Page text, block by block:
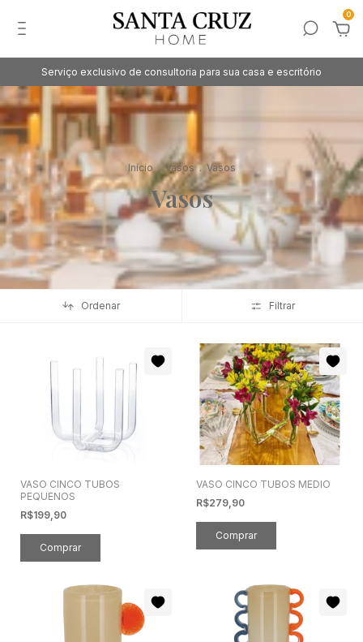
0
Serviço exclusivo de consultoria para sua casa e escritório
Início . Vasos . Vasos
Vasos
Ordenar Filtrar
VASO CINCO TUBOS
PEQUENOS
R$199,90
VASO CINCO TUBOS MEDIO
R$279,90